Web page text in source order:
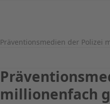
menu
menu
Präventionsmedien der Polizei
millionenfach